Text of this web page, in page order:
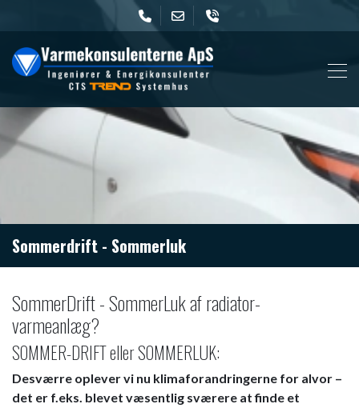
to
main
content
Sommerdrift - Sommerluk
SommerDrift - SommerLuk af radiator-
varmeanlæg?
SOMMER-DRIFT eller SOMMERLUK:
Desværre oplever vi nu klimaforandringerne for alvor –
det er f.eks. blevet væsentlig sværere at finde et